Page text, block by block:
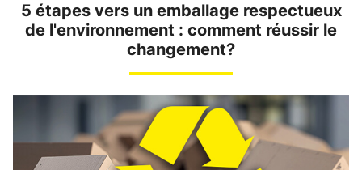
5 étapes vers un emballage respectueux
de l'environnement : comment réussir le
changement?